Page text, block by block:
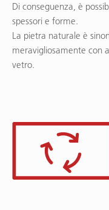
Di conseguenza, è
spessori e forme.
La pietra naturale è
meravigliosamente con
vetro.